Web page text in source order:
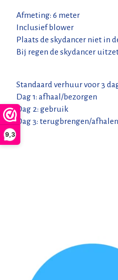
9,3
Afmeting: 6 meter
Inclusief blower
Plaats de skydancer niet in
Bij regen de skydancer
Standaard verhuur voor 3
Dag 1: afhaal/bezorgen
Dag 2: gebruik
Dag 3: terugbrengen/afhalen
Items van productcarrousel